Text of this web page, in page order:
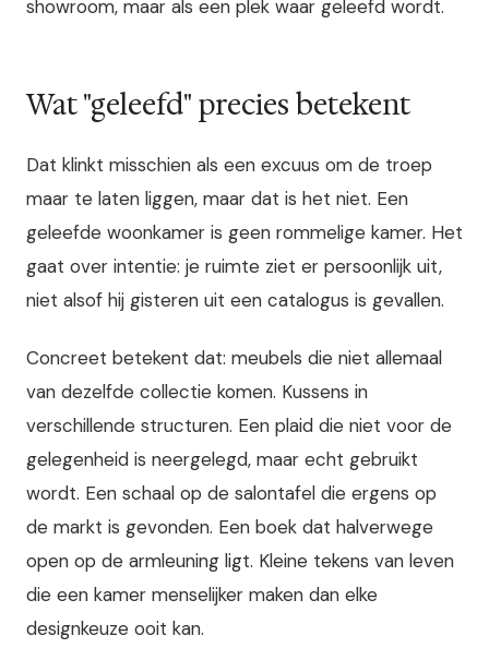
showroom, maar als een plek waar geleefd wordt.
Wat "geleefd" precies betekent
Dat klinkt misschien als een excuus om de troep
maar te laten liggen, maar dat is het niet. Een
geleefde woonkamer is geen rommelige kamer. Het
gaat over intentie: je ruimte ziet er persoonlijk uit,
niet alsof hij gisteren uit een catalogus is gevallen.
Concreet betekent dat: meubels die niet allemaal
van dezelfde collectie komen. Kussens in
verschillende structuren. Een plaid die niet voor de
gelegenheid is neergelegd, maar echt gebruikt
wordt. Een schaal op de salontafel die ergens op
de markt is gevonden. Een boek dat halverwege
open op de armleuning ligt. Kleine tekens van leven
die een kamer menselijker maken dan elke
designkeuze ooit kan.